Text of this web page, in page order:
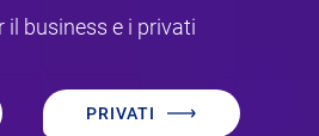
il business e i privati
PRIVATI